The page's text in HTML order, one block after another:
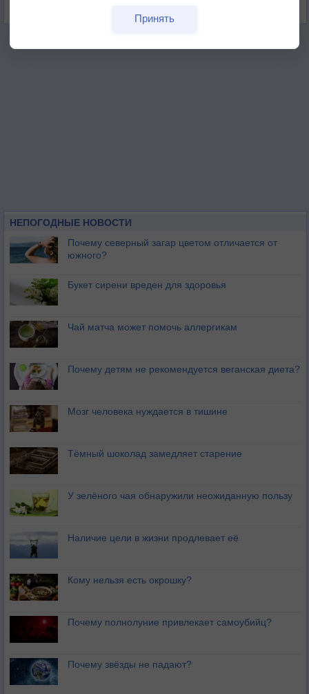
НЕПОГОДНЫЕ НОВОСТИ
Почему северный загар цветом отличается от
южного?
Букет сирени вреден для здоровья
Чай матча может помочь аллергикам
Почему детям не рекомендуется веганская диета?
Мозг человека нуждается в тишине
Тёмный шоколад замедляет старение
У зелёного чая обнаружили неожиданную пользу
Наличие цели в жизни продлевает её
Кому нельзя есть окрошку?
Почему полнолуние привлекает самоубийц?
Почему звёзды не падают?
Принять